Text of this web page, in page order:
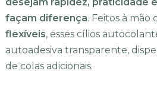
façam diferença. Feitos à mão
flexíveis, esses cílios
autoadesiva transparente,
de colas adicionais.